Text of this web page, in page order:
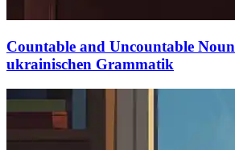
Countable and Uncountable
ukrainischen Grammatik